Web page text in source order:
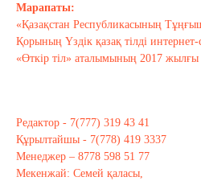
Марапаты:
«Қазақстан Республикасының
Қорының Үздік қазақ тілді
«Өткір тіл» аталымының 2017
Редактор - 7(777) 319 43 41
Құрылтайшы - 7(778) 419 3337
Менеджер – 8778 598 51 77
Мекенжай: Семей қаласы,